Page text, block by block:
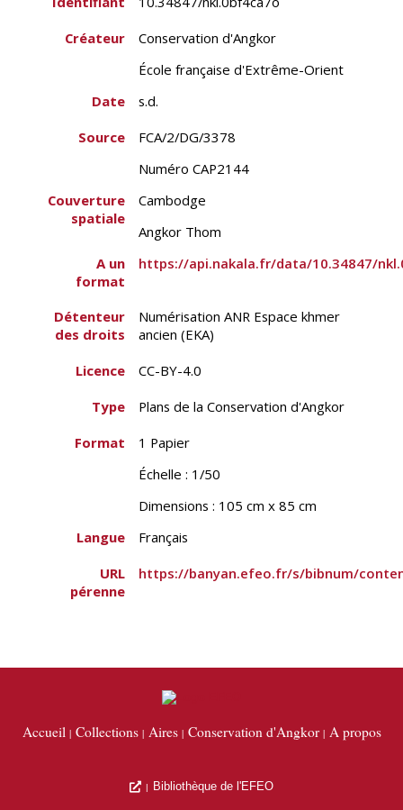
Créateur
Conservation d'Angkor
École française d'Extrême-Orient
Date
s.d.
Source
FCA/2/DG/3378
Numéro CAP2144
Couverture
spatiale
Cambodge
Angkor Thom
A un
format
https://api.nakala.fr/data/10.34847/
Détenteur
des droits
Numérisation ANR Espace khmer
ancien (EKA)
Licence
CC-BY-4.0
Type
Plans de la Conservation d'Angkor
Format
1 Papier
Échelle : 1/50
Dimensions : 105 cm x 85 cm
Langue
Français
URL
pérenne
https://banyan.efeo.fr/s/bibnum/
Accueil Collections Aires Conservation d'Angkor A propos
Bibliothèque de l'EFEO